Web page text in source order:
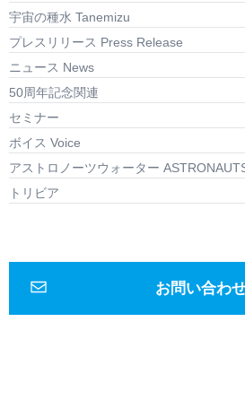
宇宙の種水 Tanemizu
プレスリリース Press Release
ニュース News
50周年記念関連
セミナー
ボイス Voice
アストロノーツウォーター
トリビア
お問い合わ